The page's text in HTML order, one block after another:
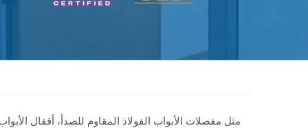
مثل مفصلات الأبواب الفولاذ المقاوم للصدأ، أقفال